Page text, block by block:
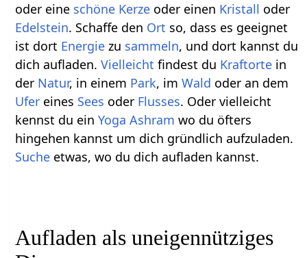
oder eine schöne Kerze oder einen Kristall oder
Edelstein. Schaffe den Ort so, dass es geeignet
ist dort Energie zu sammeln, und dort kannst du
dich aufladen.Vielleicht findest du Kraftorte in
der Natur, in einem Park, imWald oder an dem
Ufer eines Sees oder Flusses. Oder vielleicht
kennst du einYoga Ashram wo du öfters
hingehen kannst um dich gründlich aufzuladen.
Suche etwas, wo du dich aufladen kannst.
Aufladen als uneigennütziges